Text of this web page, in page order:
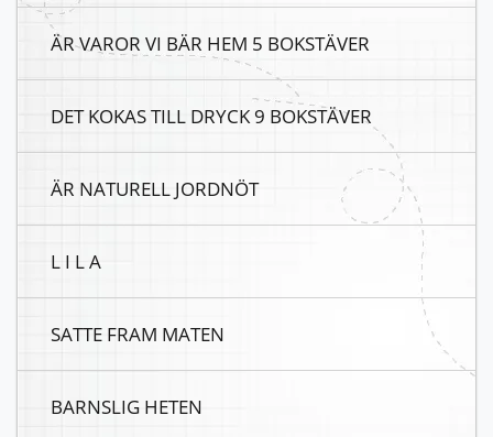
ÄR VAROR VI BÄR HEM 5 BOKSTÄVER
DET KOKAS TILL DRYCK 9 BOKSTÄVER
ÄR NATURELL JORDNÖT
L I L A
SATTE FRAM MATEN
BARNSLIG HETEN